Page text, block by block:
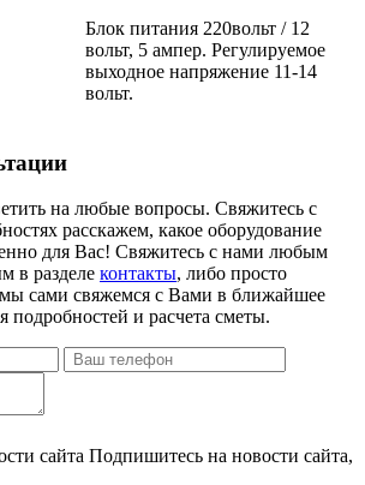
Блок питания 220вольт / 12
вольт, 5 ампер. Регулируемое
выходное напряжение 11-14
вольт.
на любые вопросы. Свяжитесь с
расскажем, какое оборудование
для Вас! Свяжитесь с нами любым
в разделе контакты, либо просто
сами свяжемся с Вами в ближайшее
подробностей и расчета сметы.
Подпишитесь на новости сайта,